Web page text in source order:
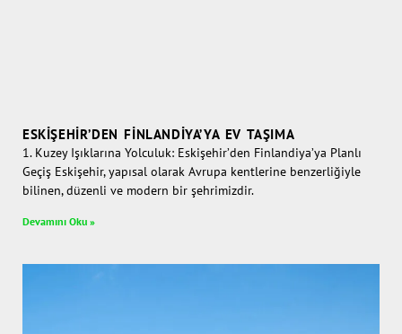
ESKIŞEHIR’DEN FINLANDIYA’YA EV TAŞIMA
1. Kuzey Işıklarına Yolculuk: Eskişehir’den Finlandiya’ya Planlı
Geçiş Eskişehir, yapısal olarak Avrupa kentlerine benzerliğiyle
bilinen, düzenli ve modern bir şehrimizdir.
Devamını Oku »